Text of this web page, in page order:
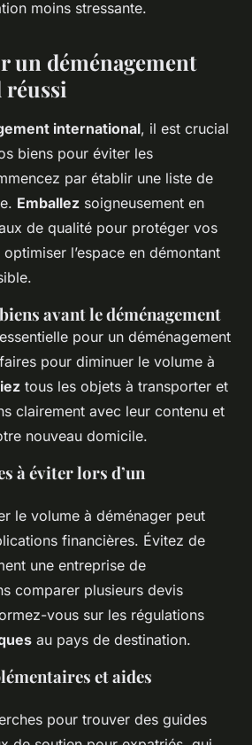
moins stressante.
un déménagement
international, il est crucial
biens pour éviter les
par établir une liste de
Emballez soigneusement en
de qualité pour protéger vos
l’espace en démontant
avant le déménagement
pour un déménagement
pour diminuer le volume à
tous les objets à transporter et
clairement avec leur contenu et
nouveau domicile.
à éviter lors d’un
le volume à déménager peut
financières. Évitez de
une entreprise de
comparer plusieurs devis
vous sur les régulations
au pays de destination.
et aides
pour trouver des guides